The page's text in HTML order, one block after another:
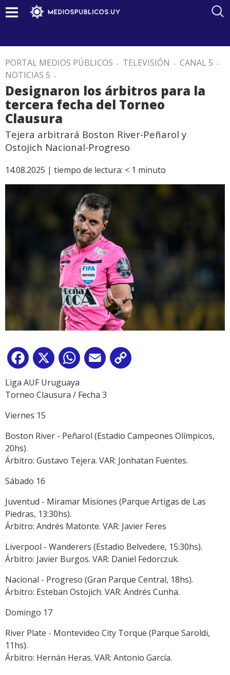
PORTAL MEDIOS PÚBLICOS . TELEVISIÓN . CANAL 5 .
NOTICIAS 5 .
Designaron los árbitros para la
tercera fecha del Torneo
Clausura
Tejera arbitrará Boston River-Peñarol y
Ostojich Nacional-Progreso
14.08.2025 | tiempo de lectura: < 1 minuto
Facebook
X WhatsApp
Email
Liga AUF Uruguaya
Torneo Clausura / Fecha 3
Viernes 15
Boston River - Peñarol (Estadio Campeones Olímpicos,
20hs).
Árbitro: Gustavo Tejera. VAR: Jonhatan Fuentes.
Sábado 16
Juventud - Miramar Misiones (Parque Artigas de Las
Piedras, 13:30hs).
Árbitro: Andrés Matonte. VAR: Javier Feres
Liverpool - Wanderers (Estadio Belvedere, 15:30hs).
Árbitro: Javier Burgos. VAR: Daniel Fedorczuk.
Nacional - Progreso (Gran Parque Central, 18hs).
Árbitro: Esteban Ostojich. VAR: Andrés Cunha.
Domingo 17
River Plate - Montevideo City Torque (Parque Saroldi,
11hs).
Árbitro: Hernán Heras. VAR: Antonio García.